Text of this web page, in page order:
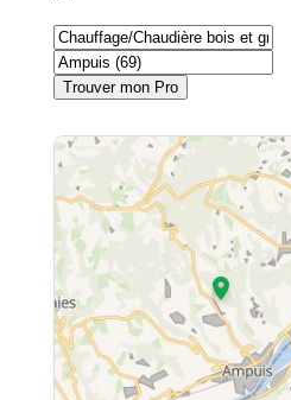
Trouver mon Pro